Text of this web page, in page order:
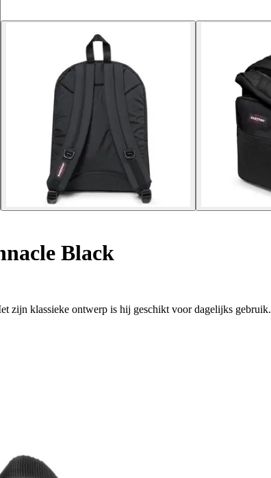
Black
zijn klassieke ontwerp is hij geschikt voor dagelijks gebruik.